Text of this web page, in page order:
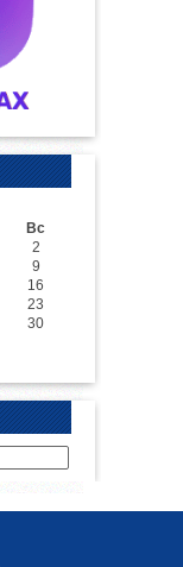
Вс
2
9
16
23
30